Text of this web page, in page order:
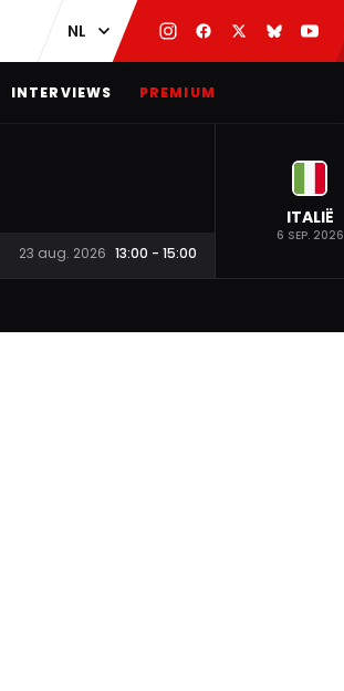
INTERVIEWS PREMIUM
23 aug. 2026 13:00 - 15:00
ITALIË
6 SEP. 2026